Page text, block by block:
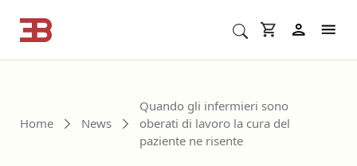
Home News
Quando gli infermieri sono
oberati di lavoro la cura del
paziente ne risente